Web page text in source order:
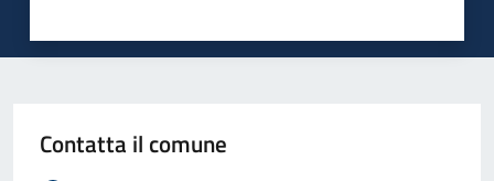
Contatta il comune